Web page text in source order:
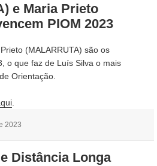
e Maria Prieto
PIOM 2023
(MALARRUTA) são os
o que faz de Luís Silva o mais
Orientação.
.
2023
Distância Longa